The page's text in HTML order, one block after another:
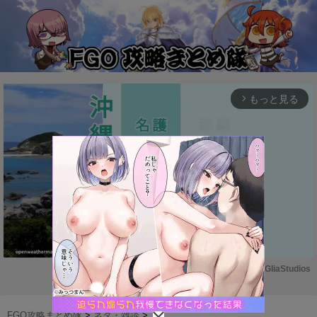
arrow_forward_ios もっと見る
M
u
Powered by GliaStudios